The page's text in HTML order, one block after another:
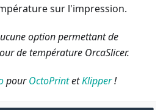
sur l'impression.
option permettant de
de température OrcaSlicer.
pourOctoPrintetKlipper!